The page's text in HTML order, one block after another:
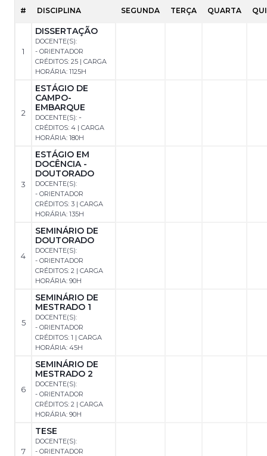
# DISCIPLINA SEGUNDA TERÇA QUARTA
1
DISSERTAÇÃO
DOCENTE(S):
- ORIENTADOR
CRÉDITOS: 25 | CARGA
HORÁRIA: 1125H
2
ESTÁGIO DE
CAMPO-
EMBARQUE
DOCENTE(S): -
CRÉDITOS: 4 | CARGA
HORÁRIA: 180H
3
ESTÁGIO EM
DOCÊNCIA -
DOUTORADO
DOCENTE(S):
- ORIENTADOR
CRÉDITOS: 3 | CARGA
HORÁRIA: 135H
4
SEMINÁRIO DE
DOUTORADO
DOCENTE(S):
- ORIENTADOR
CRÉDITOS: 2 | CARGA
HORÁRIA: 90H
5
SEMINÁRIO DE
MESTRADO 1
DOCENTE(S):
- ORIENTADOR
CRÉDITOS: 1 | CARGA
HORÁRIA: 45H
6
SEMINÁRIO DE
MESTRADO 2
DOCENTE(S):
- ORIENTADOR
CRÉDITOS: 2 | CARGA
HORÁRIA: 90H
7
TESE
DOCENTE(S):
- ORIENTADOR